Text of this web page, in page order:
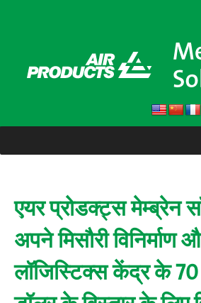
एयर प्रोडक्ट्स मेम्ब्रेन
अपने मिसौरी विनिर्माण
लॉजिस्टिक्स केंद्र के 70